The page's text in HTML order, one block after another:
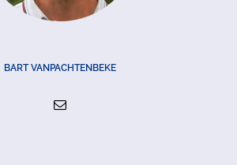
BART VANPACHTENBEKE